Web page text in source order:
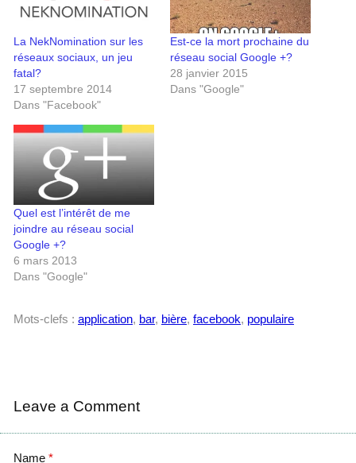
La NekNomination sur les
réseaux sociaux, un jeu
fatal?
17 septembre 2014
Dans "Facebook"
Est-ce la mort prochaine du
réseau social Google +?
28 janvier 2015
Dans "Google"
Quel est l’intérêt de me
joindre au réseau social
Google +?
6 mars 2013
Dans "Google"
Mots-clefs : application, bar, bière, facebook, populaire
Leave a Comment
Name *